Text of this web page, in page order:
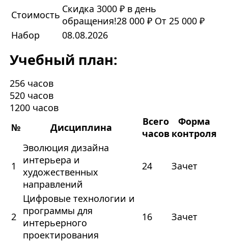
Стоимость Скидка 3000 ₽ в день
обращения!28 000 ₽ От 25 000 ₽
Набор
08.08.2026
Учебный план:
256 часов
520 часов
1200 часов
№
Дисциплина
Всего
часов
Форма
контроля
1
Эволюция дизайна
интерьера и
художественных
направлений
24 Зачет
2
Цифровые технологии и
программы для
интерьерного
проектирования
16 Зачет